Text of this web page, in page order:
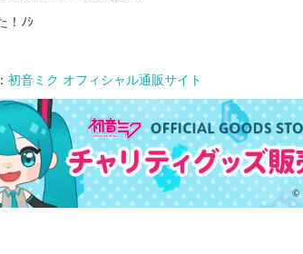
！ﾉｼ
初音ミク オフィシャル通販サイト